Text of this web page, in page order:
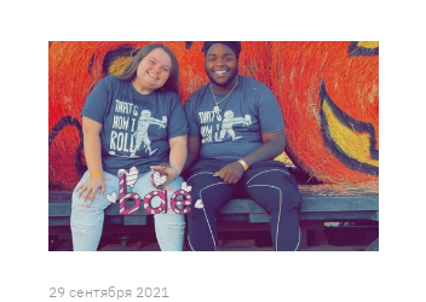
29 сентября 2021